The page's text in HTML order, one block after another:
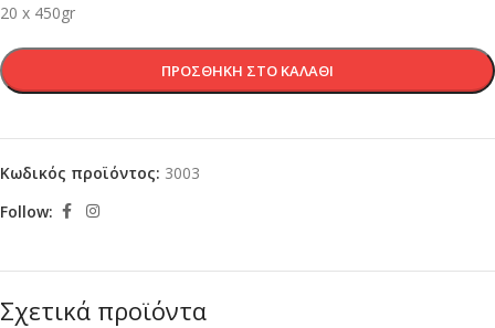
20 x 450gr
ΠΡΟΣΘΉΚΗ ΣΤΟ ΚΑΛΆΘΙ
Κωδικός προϊόντος: 3003
Follow:
Σχετικά προϊόντα